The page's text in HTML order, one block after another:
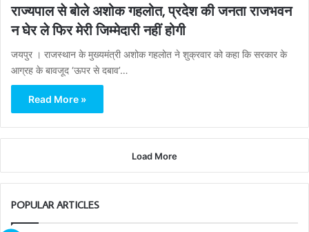
राज्यपाल से बोले अशोक गहलोत, प्रदेश की जनता राजभवन
न घेर ले फिर मेरी जिम्मेदारी नहीं होगी
जयपुर । राजस्थान के मुख्यमंत्री अशोक गहलोत ने शुक्रवार को कहा कि सरकार के
आग्रह के बावजूद ‘ऊपर से दबाव’…
Read More »
Load More
POPULAR ARTICLES